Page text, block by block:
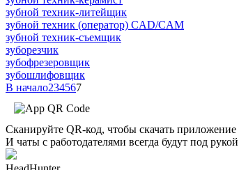
зубной техник-литейщик
зубной техник (оператор) CAD/CAM
зубной техник-съемщик
зуборезчик
зубофрезеровщик
зубошлифовщик
В начало234567
Сканируйте QR-код, чтобы скачать приложение
И чаты с работодателями всегда будут под рукой